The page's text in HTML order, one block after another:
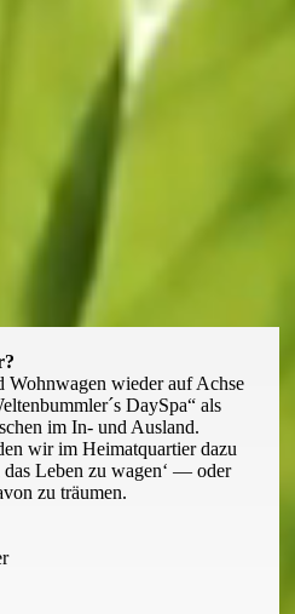
Wohnwagen wieder auf Achse
DaySpa“ als
im In- und Ausland.
wir im Heimat­quartier dazu
das Leben zu wagen‘ — oder
zu träumen.